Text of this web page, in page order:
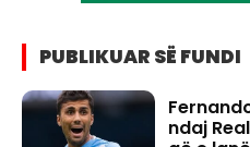
PUBLIKUAR SË FUNDI
ndaj